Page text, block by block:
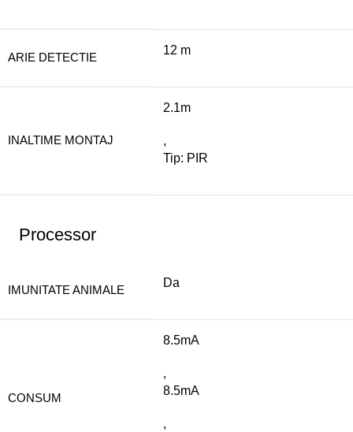
ARIE DETECTIE
12 m
INALTIME MONTAJ
2.1m
,
Tip: PIR
Processor
IMUNITATE ANIMALE
Da
CONSUM
8.5mA
,
8.5mA
,